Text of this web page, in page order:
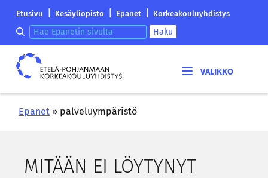
Etelä-
korkeakouluyhdistyksen
saapumissivu
Etusivu Kesäyliopisto Epanet Korkeakouluyhdistys
Hae epanetin sivulta Haku
Etelä-
Pohjanmaan
Epanet » palveluympäristö
MI­TÄÄN EI LÖY­TY­NYT